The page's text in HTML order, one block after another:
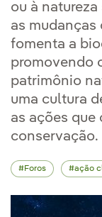
ou à
as mudanças
fomenta a
promovendo
patrimônio
uma cultura
as ações que
conservação.
Foros ação